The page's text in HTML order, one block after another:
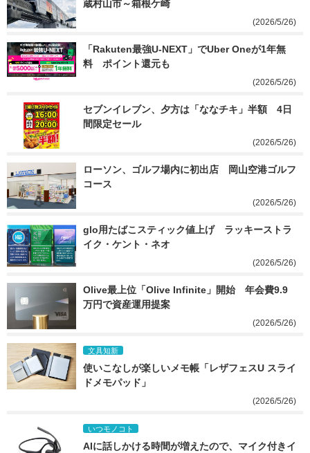
蔵村山市～箱根ケ崎
(2026/5/26)
「Rakuten最強U-NEXT」でUber Oneが1年無
料　ポイント還元も
(2026/5/26)
セブンイレブン、夕方は「ななチキ」半額　4日
間限定セール
(2026/5/26)
ローソン、ゴルフ場内に初出店　岡山空港ゴルフ
コース
(2026/5/26)
glo用たばこスティック値上げ　ラッキーストラ
イク・ケント・ネオ
(2026/5/26)
Olive最上位「Olive Infinite」開始　年会費9.9
万円で資産運用提案
(2026/5/26)
文具知新
使いこなしが楽しいメモ帳「レザフェスU スライ
ドメモパッド」
(2026/5/26)
いつモノコト
AIに話しかける時間が増えたので、マイク付きイ